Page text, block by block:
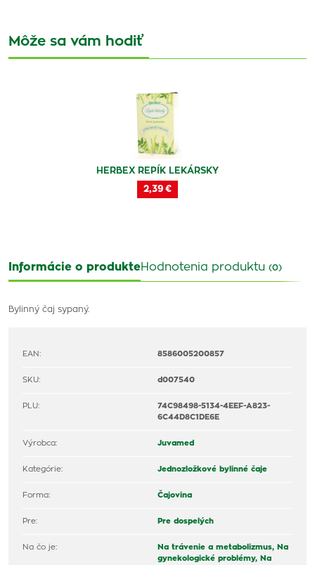
Môže sa vám hodiť
HERBEX REPÍK LEKÁRSKY
2,39 €
Informácie o produkteHodnotenia produktu (0)
Bylinný čaj sypaný.
EAN: 8586005200857
SKU: d007540
PLU:
74C98498-5134-4EEF-A823-
6C44D8C1DE6E
Výrobca: Juvamed
Kategórie: Jednozložkové bylinné čaje
Forma: Čajovina
Pre: Pre dospelých
Na čo je: Na trávenie a metabolizmus, Na
gynekologické problémy, Na